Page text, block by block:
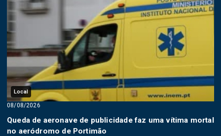
Local
08/08/2026
Queda de aeronave de publicidade faz uma vítima mortal
no aeródromo de Portimão